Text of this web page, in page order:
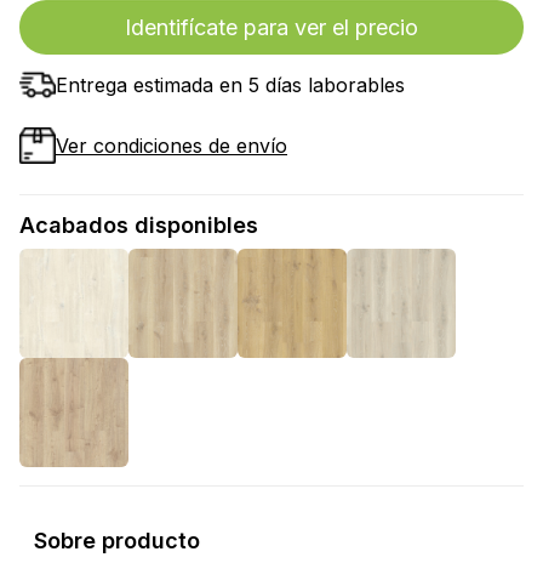
Identifícate para ver el precio
Entrega estimada en 5 días laborables
Ver condiciones de envío
Acabados disponibles
Sobre producto